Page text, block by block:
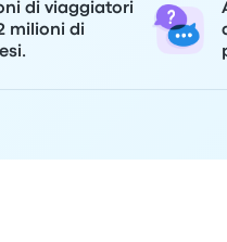
di viaggiatori
milioni di